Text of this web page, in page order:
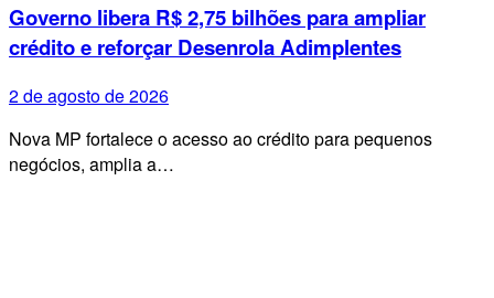
Governo libera R$ 2,75 bilhões para ampliar
crédito e reforçar Desenrola Adimplentes
2 de agosto de 2026
Nova MP fortalece o acesso ao crédito para pequenos
negócios, amplia a…